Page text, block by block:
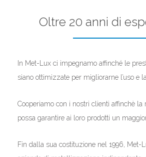
Oltre 20 anni di
In Met-Lux ci impegnamo affinché le
siano ottimizzate per migliorarne l’uso e
Cooperiamo con i nostri clienti affinchè
possa garantire ai loro prodotti un
Fin dalla sua costituzione nel 1996, Met-